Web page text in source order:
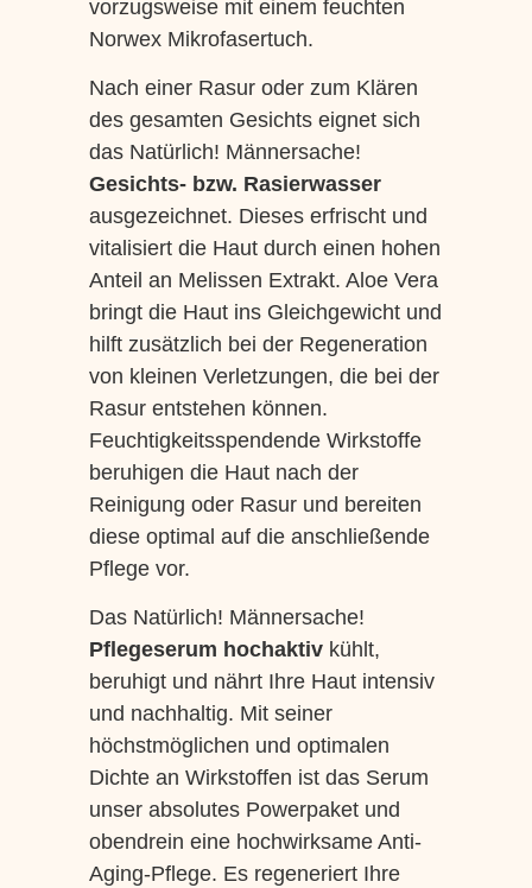
vorzugsweise mit einem feuchten
Norwex Mikrofasertuch.
Nach einer Rasur oder zum Klären
des gesamten Gesichts eignet sich
das Natürlich! Männersache!
Gesichts- bzw. Rasierwasser
ausgezeichnet. Dieses erfrischt und
vitalisiert die Haut durch einen hohen
Anteil an Melissen Extrakt. Aloe Vera
bringt die Haut ins Gleichgewicht und
hilft zusätzlich bei der Regeneration
von kleinen Verletzungen, die bei der
Rasur entstehen können.
Feuchtigkeitsspendende Wirkstoffe
beruhigen die Haut nach der
Reinigung oder Rasur und bereiten
diese optimal auf die anschließende
Pflege vor.
Das Natürlich! Männersache!
Pflegeserum hochaktivkühlt,
beruhigt und nährt Ihre Haut intensiv
und nachhaltig. Mit seiner
höchstmöglichen und optimalen
Dichte an Wirkstoffen ist das Serum
unser absolutes Powerpaket und
obendrein eine hochwirksame Anti-
Aging-Pflege. Es regeneriert Ihre